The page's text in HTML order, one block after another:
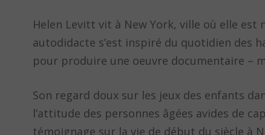
Helen Levitt vit à New York, ville où elle
autodidacte s’est inspiré du quotidien des
pour produire une oeuvre documentaire –
Son regard doux sur les jeux des enfants
l’attitude des personnes âgées avides de
témoignage sur la vie de début du siècle à